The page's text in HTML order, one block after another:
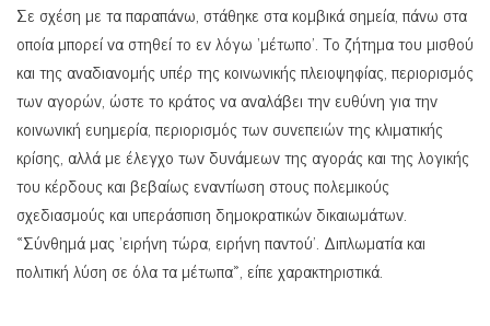
Σε σχέση με τα παραπάνω, στάθηκε στα κομβικά σημεία, πάνω στα
οποία μπορεί να στηθεί το εν λόγω ‘μέτωπο’. Το ζήτημα του μισθού
και της αναδιανομής υπέρ της κοινωνικής πλειοψηφίας, περιορισμός
των αγορών, ώστε το κράτος να αναλάβει την ευθύνη για την
κοινωνική ευημερία, περιορισμός των συνεπειών της κλιματικής
κρίσης, αλλά με έλεγχο των δυνάμεων της αγοράς και της λογικής
του κέρδους και βεβαίως εναντίωση στους πολεμικούς
σχεδιασμούς και υπεράσπιση δημοκρατικών δικαιωμάτων.
«Σύνθημά μας ‘ειρήνη τώρα, ειρήνη παντού’. Διπλωματία και
πολιτική λύση σε όλα τα μέτωπα», είπε χαρακτηριστικά.